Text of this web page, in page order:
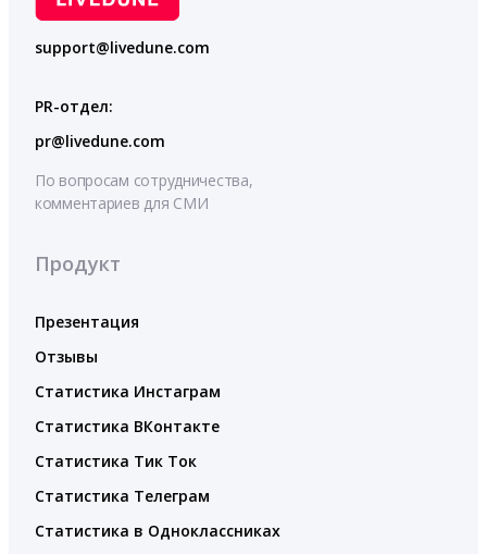
support@livedune.com
PR-отдел:
pr@livedune.com
По вопросам сотрудничества,
комментариев для СМИ
Продукт
Презентация
Отзывы
Статистика Инстаграм
Статистика ВКонтакте
Статистика Тик Ток
Статистика Телеграм
Статистика в Одноклассниках